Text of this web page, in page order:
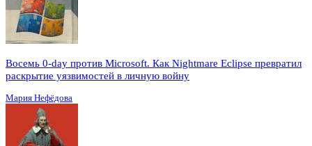
Восемь 0-day против Microsoft. Как Nightmare Eclipse превратил
раскрытие уязвимостей в личную войну
Мария Нефёдова